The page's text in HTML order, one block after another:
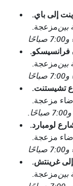
إلى باي.
مزعجة.بين
مزعجة.بين
تشيستنت.
مزعجة.
لومبارد.
مزعجة.
غرينتش.
مزعجة.بين